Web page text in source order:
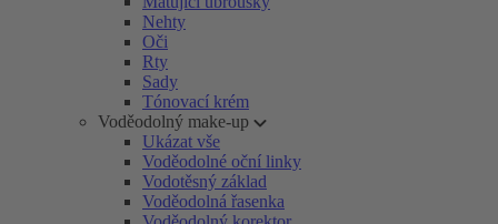
Nehty
Oči
Rty
Sady
Tónovací krém
Voděodolný make-up
Ukázat vše
Voděodolné oční linky
Vodotěsný základ
Voděodolná řasenka